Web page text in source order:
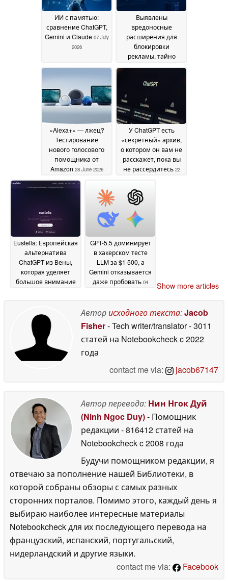
ИИ с памятью:
сравнение ChatGPT,
Gemini и Claude 07 July
2026
Выявлены
вредоносные
расширения для
блокировки
рекламы, тайно
пользователей с
интеллектом
30 June
2026
«Alexa+» — лжец?
Тестирование
нового голосового
помощника от
Amazon 28 June 2026
У ChatGPT есть
«секретный» архив,
о котором он вам не
расскажет, пока вы
не рассердитесь 22
Eustella: Европейская
альтернатива
ChatGPT из Вены,
которая уделяет
большое внимание
GPT-5.5 доминирует
в хакерском тесте
LLM за $1 500, а
Gemini отказывается
даже пробовать 04
Show more articles
Авторисходного текста:Jacob
Fisher- Tech writer/translator- 3011
статей на Notebookcheckc 2022
года
contact me via:
jacob67147
Автор перевода: Нин Нгок Дуй
(Ninh Ngoc Duy)- Помощник
редакции - 816412 статей на
Notebookcheckc 2008 года
Будучи помощником редакции, я
отвечаю за пополнение нашей Библиотеки, в
которой собраны обзоры с самых разных
сторонних порталов. Помимо этого, каждый день я
выбираю наиболее интересные материалы
Notebookcheck для их последующего перевода на
французский, испанский, португальский,
нидерландский и другие языки.
contact me via:
Facebook